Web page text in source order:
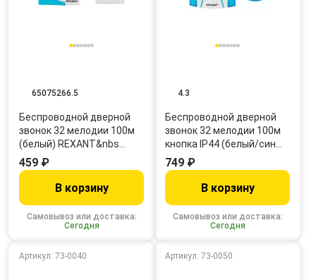
65075266.5
Беспроводной дверной
звонок 32 мелодии 100м
(белый) REXANT&nbs…
Самовывоз или доставка:
Сегодня
459 ₽
В корзину
4.3
Беспроводной дверной
звонок 32 мелодии 100м
кнопка IP44 (белый/син…
Самовывоз или доставка:
Сегодня
749 ₽
В корзину
Артикул: 73-0040 Артикул: 73-0050